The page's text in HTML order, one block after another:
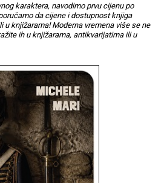
karaktera, navodimo prvu cijenu po
da cijene i dostupnost knjiga
u knjižarama! Moderna vremena više se ne
ih u knjižarama, antikvarijatima ili u